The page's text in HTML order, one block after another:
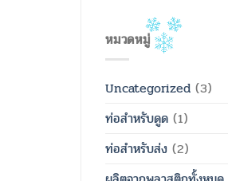
หมวดหมู่
Uncategorized (3)
ท่อสำหรับดูด (1)
ท่อสำหรับส่ง (2)